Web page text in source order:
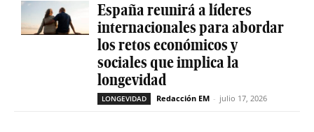
España reunirá a líderes
internacionales para abordar
los retos económicos y
sociales que implica la
longevidad
LONGEVIDAD Redacción EM - julio 17, 2026